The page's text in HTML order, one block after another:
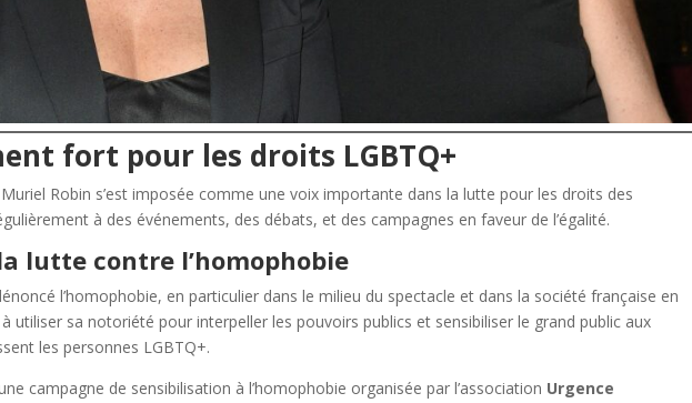
fort pour les droits LGBTQ+
Robin s’est imposée comme une voix importante dans la lutte pour les droits des
à des événements, des débats, et des campagnes en faveur de l’égalité.
lutte contre l’homophobie
l’homophobie, en particulier dans le milieu du spectacle et dans la société française en
à utiliser sa notoriété pour interpeller les pouvoirs publics et sensibiliser le grand public aux
les personnes LGBTQ+.
campagne de sensibilisation à l’homophobie organisée par l’association Urgence